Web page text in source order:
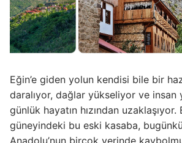
Eğin’e giden yolun kendisi bile bir
daralıyor, dağlar yükseliyor ve insan
günlük hayatın hızından uzaklaşıyor.
güneyindeki bu eski kasaba,
Anadolu’nun birçok yerinde